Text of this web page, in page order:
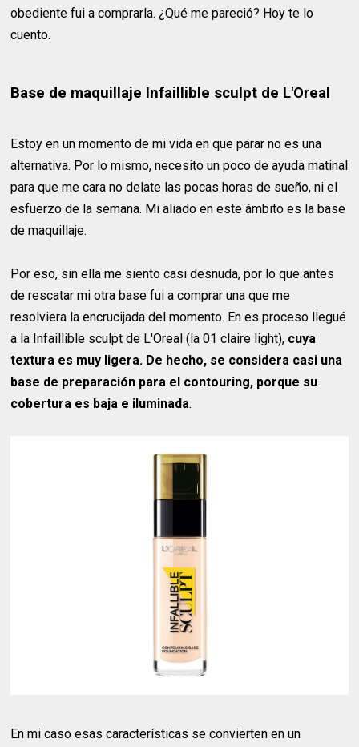
obediente fui a comprarla. ¿Qué me pareció? Hoy te lo
cuento.
Base de maquillaje Infaillible sculpt de L'Oreal
Estoy en un momento de mi vida en que parar no es una
alternativa. Por lo mismo, necesito un poco de ayuda matinal
para que me cara no delate las pocas horas de sueño, ni el
esfuerzo de la semana. Mi aliado en este ámbito es la base
de maquillaje.
Por eso, sin ella me siento casi desnuda, por lo que antes
de rescatar mi otra base fui a comprar una que me
resolviera la encrucijada del momento. En es proceso llegué
a la Infaillible sculpt de L'Oreal (la 01 claire light), cuya
textura es muy ligera. De hecho, se considera casi una
base de preparación para el contouring, porque su
cobertura es baja e iluminada.
En mi caso esas características se convierten en un